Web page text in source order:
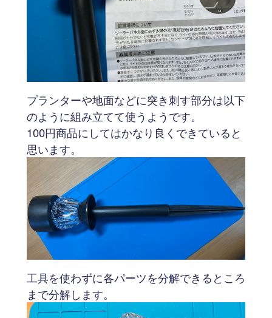
プランターや地面などに突き刺す部分は以下
のように組み立てて使うようです。
100円商品にしてはかなり良くできていると
思います。
工具を使わずに各パーツを分解できるところ
まで分解します。